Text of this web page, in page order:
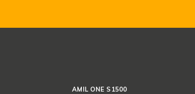
AMIL ONE S1500